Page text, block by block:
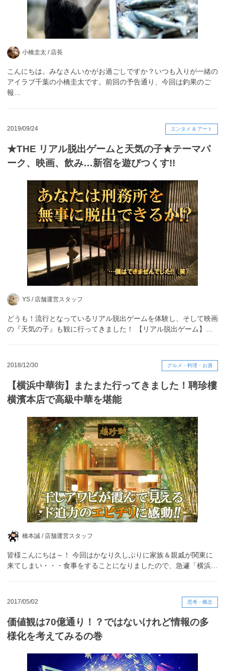
小橋圭太 / 店長
こんにちは。みなさんいかがお過ごしですか？いつも入りが一緒の
アイラブ千葉の小橋圭太です。前回の予告通り、今回は釣果のご
報…
2019/09/24 エンタメ & アート
★THE リアル脱出ゲームと天気の子★テーマパ
ーク、映画、飲み…新宿を遊びつくす!!
YS / 店舗運営スタッフ
どうも！流行となっているリアル脱出ゲームを体験し、そして映画
の『天気の子』も観に行ってきました！ 【リアル脱出ゲーム】…
2018/12/30 グルメ・料理・お酒
【横浜中華街】またまた行ってきました！聘珍樓
横濱本店で高級中華を堪能
橋本誠 / 店舗運営スタッフ
皆様こんにちは～！ 今回はかなり久しぶりに家族＆親戚が関東に
来てしまい・・・食事をすることになりましたので、急遽「横浜…
2017/05/02 思考・概念
価値観は70億通り！？ではないけれど情報の多
様化を考えてみるの巻